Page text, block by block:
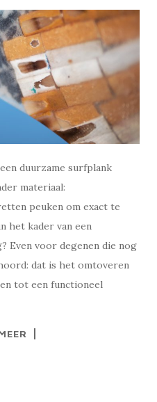
duurzame surfplank
materiaal:
peuken om exact te
het kader van een
Even voor degenen die nog
dat is het omtoveren
tot een functioneel